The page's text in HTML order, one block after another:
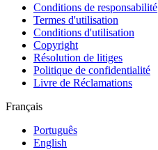
Conditions de responsabilité
Termes d'utilisation
Conditions d'utilisation
Copyright
Résolution de litiges
Politique de confidentialité
Livre de Réclamations
Français
Português
English